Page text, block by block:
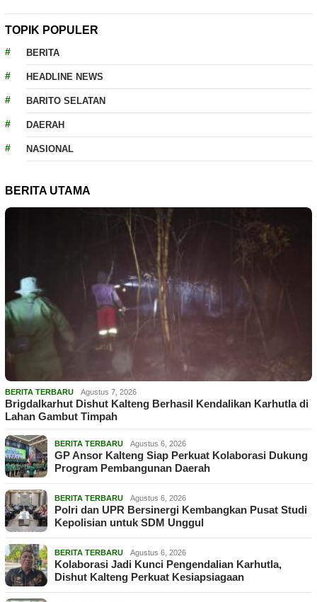
TOPIK POPULER
BERITA
HEADLINE NEWS
BARITO SELATAN
DAERAH
NASIONAL
BERITA UTAMA
BERITA TERBARU Agustus 7, 2026
Brigdalkarhut Dishut Kalteng Berhasil Kendalikan Karhutla di
Lahan Gambut Timpah
BERITA TERBARU Agustus 6, 2026
GP Ansor Kalteng Siap Perkuat Kolaborasi Dukung
Program Pembangunan Daerah
BERITA TERBARU Agustus 6, 2026
Polri dan UPR Bersinergi Kembangkan Pusat Studi
Kepolisian untuk SDM Unggul
BERITA TERBARU Agustus 6, 2026
Kolaborasi Jadi Kunci Pengendalian Karhutla,
Dishut Kalteng Perkuat Kesiapsiagaan